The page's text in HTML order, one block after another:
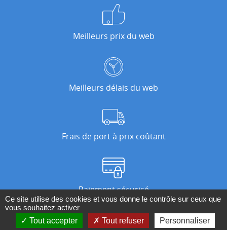
Meilleurs prix du web
Meilleurs délais du web
Frais de port à prix coûtant
Paiement sécurisé
Ce site utilise des cookies et vous donne le contrôle sur ceux que
vous souhaitez activer
Tout accepter
Tout refuser Personnaliser